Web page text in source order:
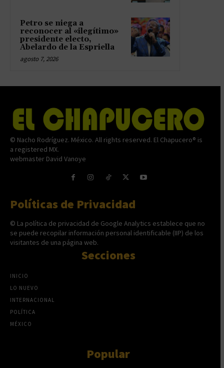
Petro se niega a
reconocer al «ilegítimo»
presidente electo,
Abelardo de la Espriella
agosto 7, 2026
© Nacho Rodríguez. México. All rights reserved. El Chapucero® is
a registered MX.
webmaster David Vanoye
Políticas de Privacidad
© La política de privacidad de Google Analytics establece que no
se puede recopilar información personal identificable (IIP) de los
visitantes de una página web.
Secciones
INICIO
LO NUEVO
INTERNACIONAL
POLÍTICA
MÉXICO
Popular